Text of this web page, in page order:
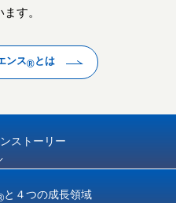
す。
ンス®とは
ストーリー
と ４つの成長領域